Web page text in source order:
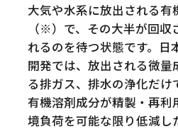
大気や水系に放出される
（※）で、その大半が回収
れるのを待つ状態です。日
開発では、放出される微量
る排ガス、排水の浄化だけ
有機溶剤成分が精製・再利
境負荷を可能な限り低減し